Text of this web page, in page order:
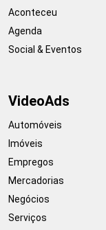
Aconteceu
Agenda
Social & Eventos
VideoAds
Automóveis
Imóveis
Empregos
Mercadorias
Negócios
Serviços